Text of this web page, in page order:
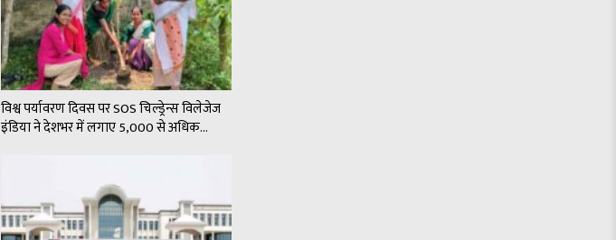
विश्व पर्यावरण दिवस पर SOS चिल्ड्रेन्स विलेजेज
इंडिया ने देशभर में लगाए 5,000 से अधिक…